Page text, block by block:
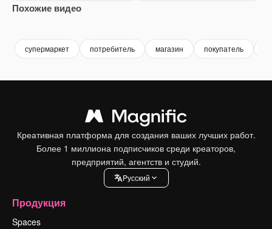
Похожие видео
супермаркет потребитель магазин покупатель
Креативная платформа для создания ваших лучших работ.
Более 1 миллиона подписчиков среди креаторов,
предприятий, агентств и студий.
Pусский
Продукция
Spaces